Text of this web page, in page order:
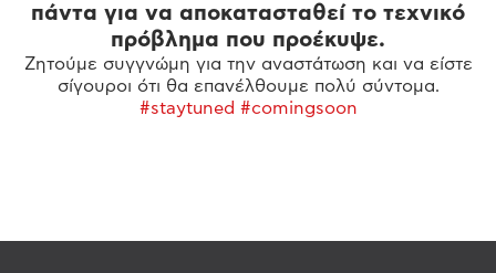
πάντα για να αποκατασταθεί το τεχνικό
πρόβλημα που προέκυψε.
Ζητούμε συγγνώμη για την αναστάτωση και να είστε
σίγουροι ότι θα επανέλθουμε πολύ σύντομα.
#staytuned #comingsoon